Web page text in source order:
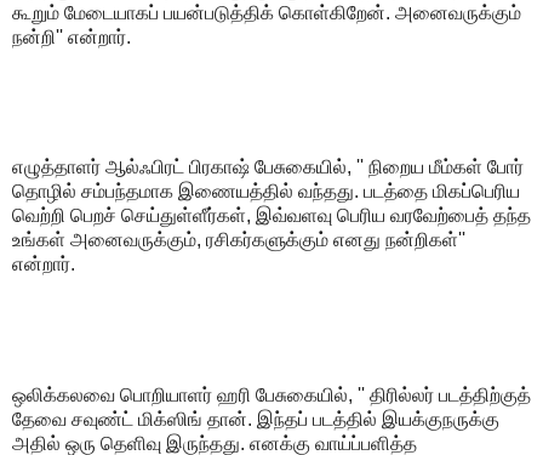
கூறும் மேடையாகப் பயன்படுத்திக் கொள்கிறேன். அனைவருக்கும்
நன்றி'' என்றார்.
எழுத்தாளர் ஆல்ஃபிரட் பிரகாஷ் பேசுகையில், '' நிறைய மீம்கள் போர்
தொழில் சம்பந்தமாக இணையத்தில் வந்தது. படத்தை மிகப்பெரிய
வெற்றி பெறச் செய்துள்ளீர்கள், இவ்வளவு பெரிய வரவேற்பைத் தந்த
உங்கள் அனைவருக்கும், ரசிகர்களுக்கும் எனது நன்றிகள்''
என்றார்.
ஒலிக்கலவை பொறியாளர் ஹரி பேசுகையில், '' திரில்லர் படத்திற்குத்
தேவை சவுண்ட் மிக்ஸிங் தான். இந்தப் படத்தில் இயக்குநருக்கு
அதில் ஒரு தெளிவு இருந்தது. எனக்கு வாய்ப்பளித்த